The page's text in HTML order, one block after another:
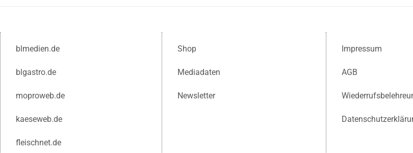
blmedien.de
blgastro.de
moproweb.de
kaeseweb.de
fleischnet.de
Shop
Mediadaten
Newsletter
Impressum
AGB